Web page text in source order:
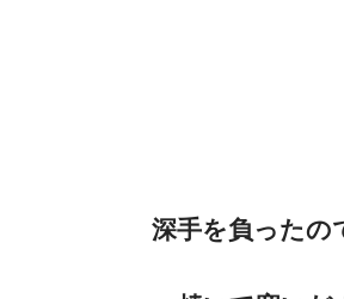
深手を負った